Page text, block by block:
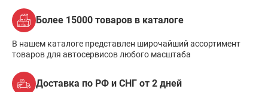
Более 15000 товаров в каталоге
В нашем каталоге представлен широчайший ассортимент
товаров для автосервисов любого масштаба
Доставка по РФ и СНГ от 2 дней